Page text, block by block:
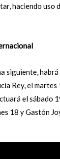
haciendo uso
siguiente,
Rey, el
el sábado
18 y Gastón